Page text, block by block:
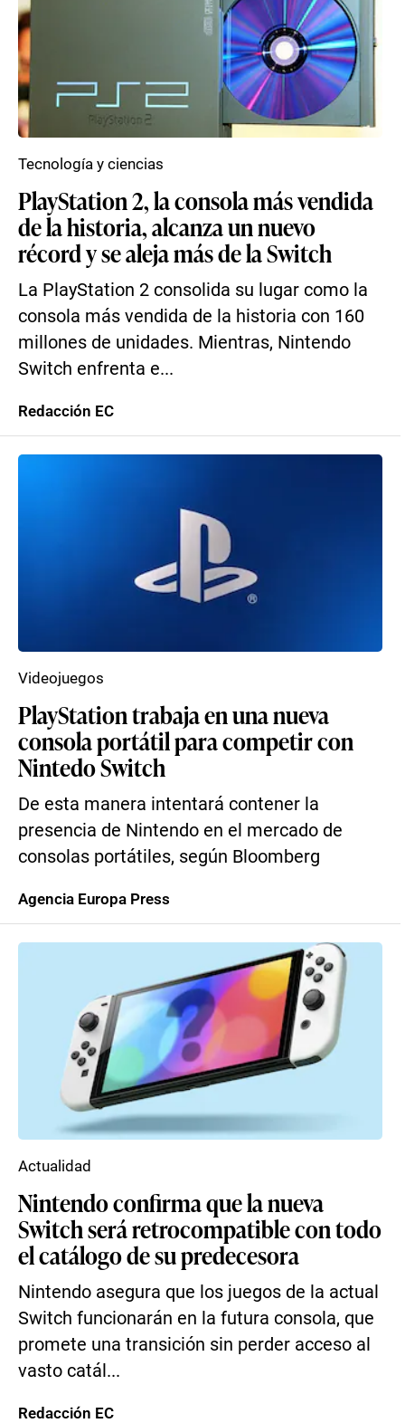
PlayStation 2, la consola más vendida
de la historia, alcanza un nuevo
récord y se aleja más de la Switch
La PlayStation 2 consolida su lugar como la
consola más vendida de la historia con 160
millones de unidades. Mientras, Nintendo
Switch enfrenta e...
Tecnología y ciencias
Redacción EC
PlayStation trabaja en una nueva
consola portátil para competir con
Nintedo Switch
De esta manera intentará contener la
presencia de Nintendo en el mercado de
consolas portátiles, según Bloomberg
Videojuegos
Agencia Europa Press
Nintendo confirma que la nueva
Switch será retrocompatible con todo
el catálogo de su predecesora
Nintendo asegura que los juegos de la actual
Switch funcionarán en la futura consola, que
promete una transición sin perder acceso al
vasto catál...
Actualidad
Redacción EC